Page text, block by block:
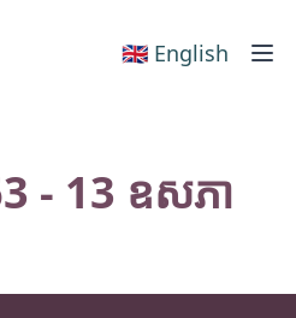
🇬🇧 English
- 13 ឧសភា